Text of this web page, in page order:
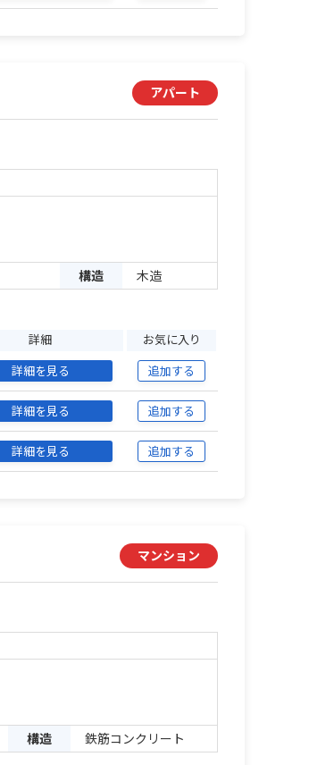
アパート
構造 木造
詳細 お気に入り
詳細を見る 追加する
詳細を見る 追加する
詳細を見る 追加する
マンション
構造 鉄筋コンクリート